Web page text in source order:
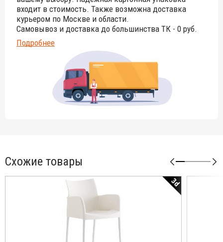
входит в стоимость. Также возможна доставка
курьером по Москве и области.
Самовывоз и доставка до большинства ТК - 0 руб.
Подробнее
Схожие товары
3d